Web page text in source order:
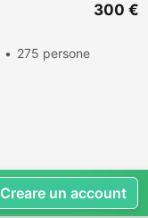
275 persone
300 €
Creare un account